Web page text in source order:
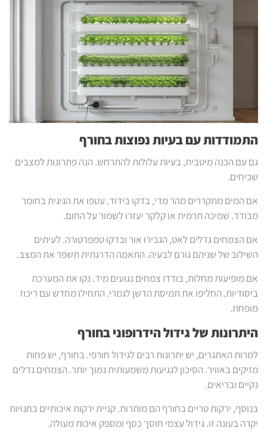
התמודדות עם בעיות נפוצות בחורף
גם עם הכנה מיטבית, בעיות עלולות להתרחש. הנה פתרונות למצבים
שכיחים.
אם המים מתקררים מהר מדי, בדקו בידוד. עטפו את הגיגית בחומר
מבודד. שמיכה תרמית או קלקר יעזרו לשמור על החום.
אם הצמחים גדלים לאט, הגבירו אור ובדקו טמפרטורה. לעיתים
השילוב של שניהם גורם לבעיה. התאמה הדרגתית תשפר את המצב.
אם מופיעות מחלות, בודדו צמחים נגועים מיד. נקו את המערכת
ביסודיות. החליפו את תמיסת הדשן לגמרי. התחילו מחדש עם ריכוז
מופחת.
היתרונות של גידול הידרופוני בחורף
למרות האתגרים, יש יתרונות רבים לגידול חורפי. בחורף, יש פחות
מזיקים באוויר. הסיכון לנגיעות משמעותית נמוך יותר. הצמחים גדלים
נקיים ובריאים.
בנוסף, ירקות טריים בחורף הם מותרות. קניית ירקות איכותיים בחנויות
יקרה בעונה זו. גידול עצמי חוסך כסף ומספק איכות מעולה.